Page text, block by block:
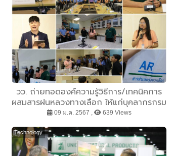
วว. ถ่ายทอดองค์ความรู้วิธีการ/เทคนิคการ
ผสมสารฝนหลวงทางเลือก ให้แก่บุคลากรกรม
ฝนหลวงและการบินเกษตร
09 ม.ค. 2567 , 639 Views
Technology